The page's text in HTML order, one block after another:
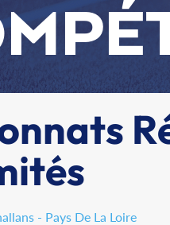
- Pays De La Loire